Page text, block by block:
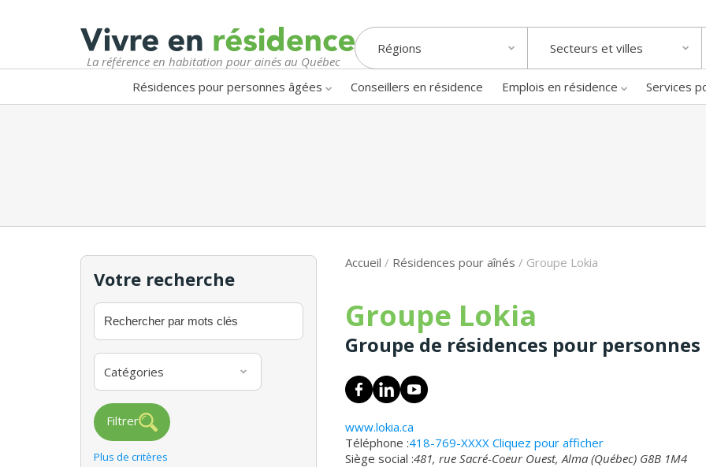
La référence en habitation pour ainés au Québec
Régions Secteurs et villes
Résidences pour personnes âgées Conseillers en résidence Emplois en résidence Services
Votre recherche
Catégories
Filtrer
Plus de critères
Accueil / Résidences pour aînés / Groupe Lokia
Groupe Lokia
Groupe de résidences pour
www.lokia.ca
Téléphone :418-769-XXXX Cliquez pour afficher
Siège social :481, rue Sacré-Coeur Ouest, Alma (Québec) G8B 1M4